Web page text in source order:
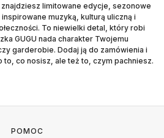
limitowane edycje, sezonowe
muzyką, kulturą uliczną i
To niewielki detal, który robi
GUGU nada charakter Twojemu
garderobie. Dodaj ją do zamówienia i
to, co nosisz, ale też to, czym pachniesz.
POMOC